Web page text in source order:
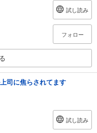
試し読み
フォロー
司に焦らされてます
試し読み